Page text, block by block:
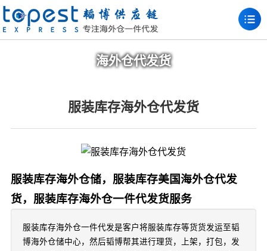
海外仓代发货
服装库存海外仓代发货
服装库存海外仓储，服装库存美国海外仓代发
货，服装库存海外仓一件代发货服务
服装库存海外仓一件代发是客户将服装库存等货货发运至韬
博海外仓储中心，然后韬博帮其进行理货，上架，打包，发